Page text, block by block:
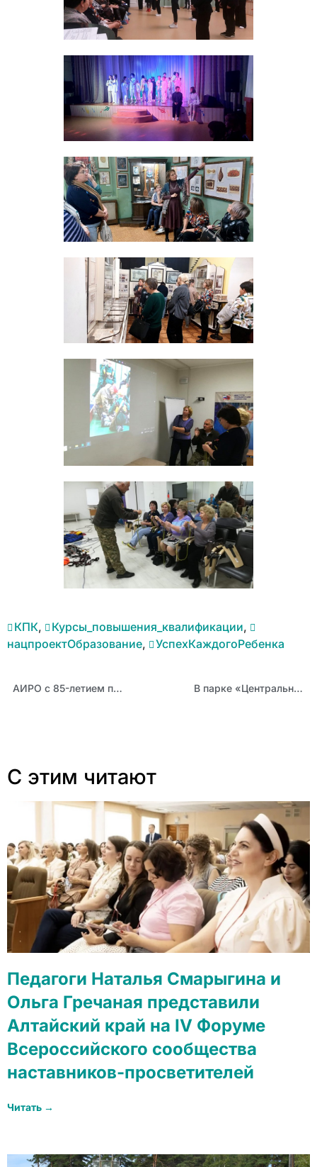
КПК, Курсы_повышения_квалификации,
нацпроектОбразование, УспехКаждогоРебенка
АИРО с 85-летием поздравила группа компаний «Просвещение» В парке «Центральный» Барнаула появилась аллея «Учительская слава»
С этим читают
Педагоги Наталья Смарыгина и
Ольга Гречаная представили
Алтайский край на IV Форуме
Всероссийского сообщества
наставников-просветителей
Читать →